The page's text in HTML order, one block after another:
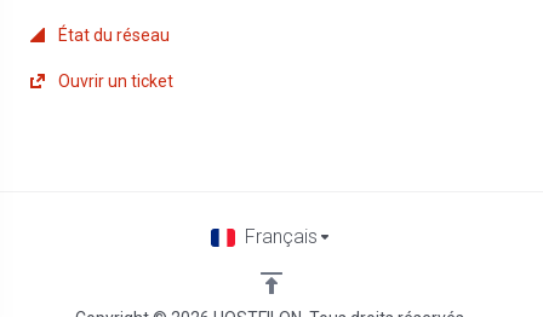
État du réseau
Ouvrir un ticket
Français